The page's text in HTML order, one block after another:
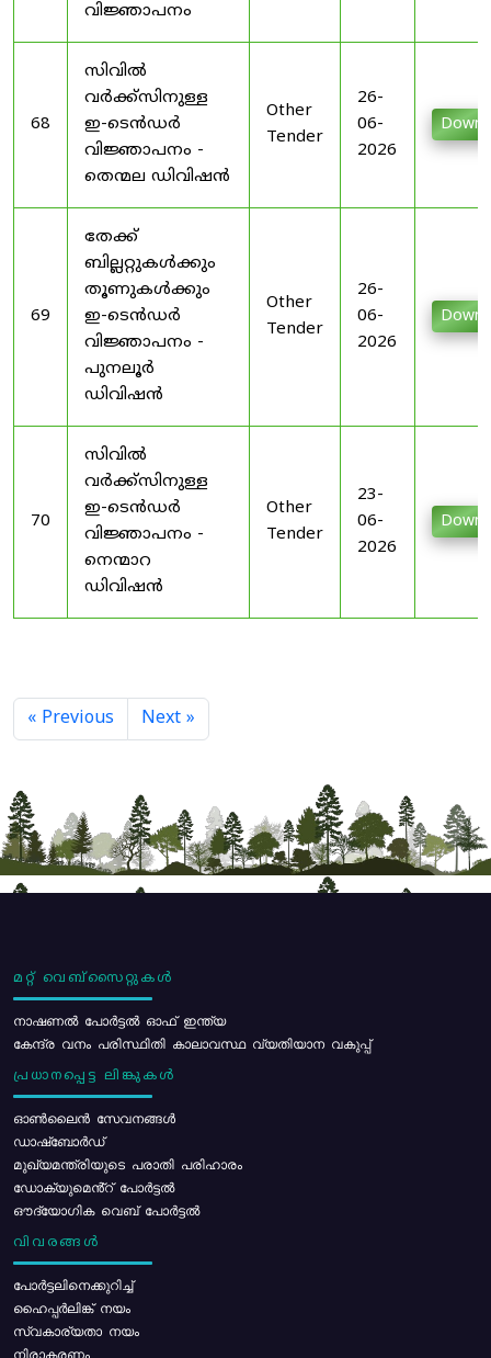
വിജ്ഞാപനം
68
സിവിൽ
വർക്ക്സിനുള്ള
ഇ-ടെൻഡർ
വിജ്ഞാപനം -
തെന്മല ഡിവിഷൻ
Other
Tender
26-
06-
2026
69
തേക്ക്
ബില്ലറ്റുകൾക്കും
തൂണുകൾക്കും
ഇ-ടെൻഡർ
വിജ്ഞാപനം -
പുനലൂർ
ഡിവിഷൻ
Other
Tender
26-
06-
2026
70
സിവിൽ
വർക്ക്സിനുള്ള
ഇ-ടെൻഡർ
വിജ്ഞാപനം -
നെന്മാറ
ഡിവിഷൻ
Other
Tender
23-
06-
2026
« Previous Next »
മറ്റ് വെബ്സൈറ്റുകൾ
നാഷണൽ പോർട്ടൽ ഓഫ് ഇന്ത്യ
കേന്ദ്ര വനം പരിസ്ഥിതി കാലാവസ്ഥ വ്യതിയാന വകുപ്പ്
പ്രധാനപ്പെട്ട ലിങ്കുകൾ
ഓൺലൈൻ സേവനങ്ങൾ
ഡാഷ്ബോർഡ്
മുഖ്യമന്ത്രിയുടെ പരാതി പരിഹാരം
ഡോക്യുമെൻ്റ് പോർട്ടൽ
ഔദ്യോഗിക വെബ് പോർട്ടൽ
വിവരങ്ങൾ
പോര്‍ട്ടലിനെക്കുറിച്ച്
ഹൈപ്പർലിങ്ക് നയം
സ്വകാര്യതാ നയം
നിരാകരണം